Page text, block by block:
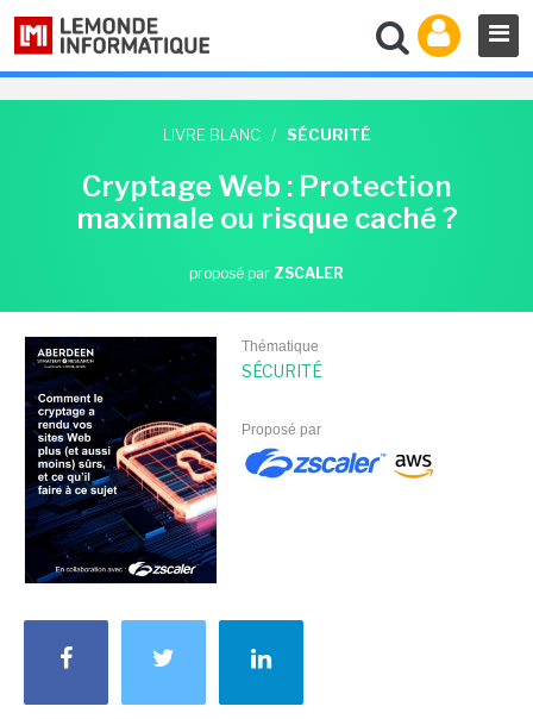
LIVRE BLANC / SÉCURITÉ
Cryptage Web : Protection
maximale ou risque caché ?
proposé par ZSCALER
Thématique
SÉCURITÉ
Proposé par